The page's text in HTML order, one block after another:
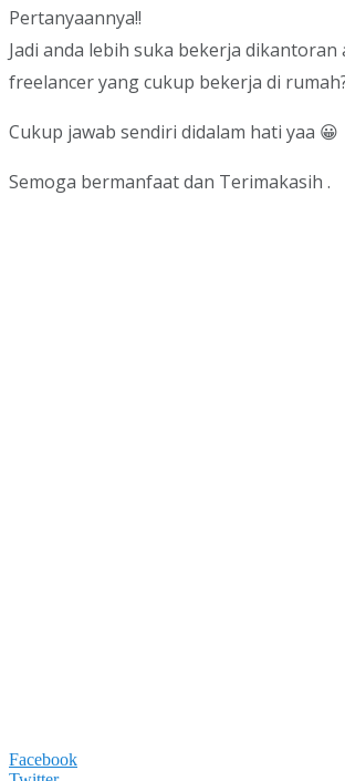
Pertanyaannya!!
Jadi anda lebih suka bekerja dikantoran
freelancer yang cukup bekerja di
Cukup jawab sendiri didalam hati yaa 😀
Semoga bermanfaat dan Terimakasih .
Facebook